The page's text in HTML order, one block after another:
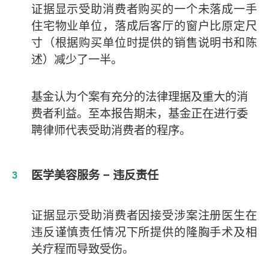
证据显示受助消费者购买的一个未落成一手
住宅物业单位，落成后客厅的窗户比原定尺
寸（根据购买单位时提供的销售说明书和陈
述）减少了一半。
基金认为个案有充分的法律理据及重大的消
费者利益。至本报告期未，基金正在进行委
聘律师代表受助消费者的程序。
医学美容服务 – 违反责任
证据显示受助消费者因接受涉案注册医生在
违反谨慎责任情况下所提供的隆胸手术及相
关疗程而导致受伤。